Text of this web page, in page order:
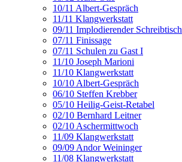
10/11 Albert-Gespräch
11/11 Klangwerkstatt
09/11 Implodierender Schreibtisch
07/11 Finissage
07/11 Schulen zu Gast I
11/10 Joseph Marioni
11/10 Klangwerkstatt
10/10 Albert-Gespräch
06/10 Steffen Krebber
05/10 Heilig-Geist-Retabel
02/10 Bernhard Leitner
02/10 Aschermittwoch
11/09 Klangwerkstatt
09/09 Andor Weininger
11/08 Klangwerkstatt